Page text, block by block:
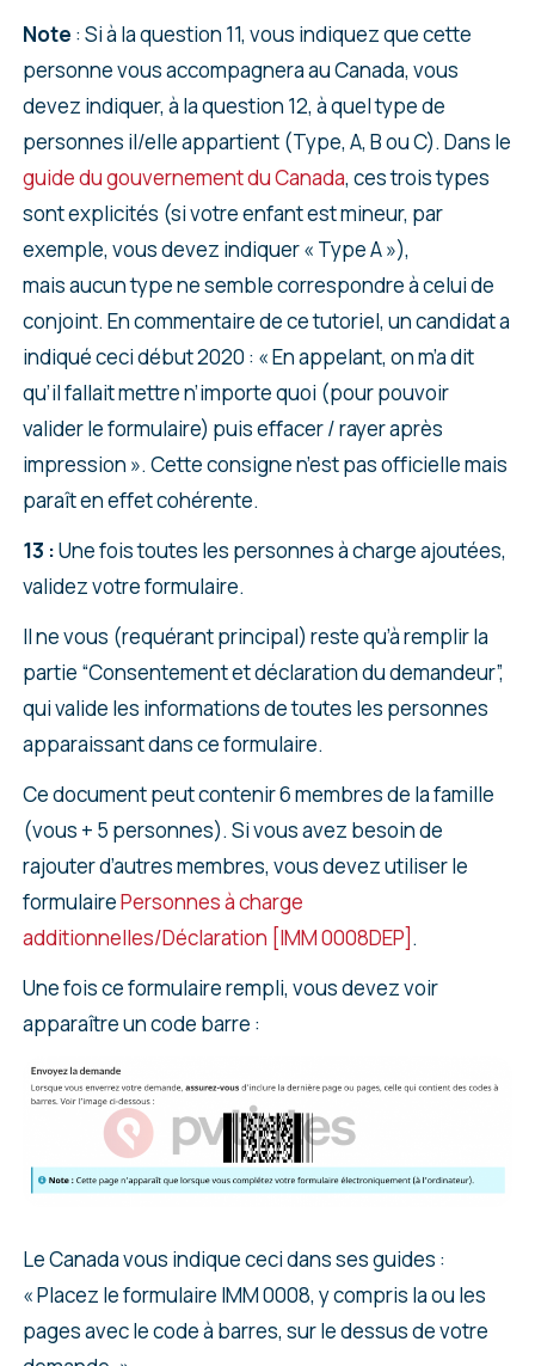
Note : Si à la question 11, vous indiquez que cette
personne vous accompagnera au Canada, vous
devez indiquer, à la question 12, à quel type de
personnes il/elle appartient (Type, A, B ou C). Dans le
guide du gouvernement du Canada, ces trois types
sont explicités (si votre enfant est mineur, par
exemple, vous devez indiquer « Type A »),
mais aucun type ne semble correspondre à celui de
conjoint. En commentaire de ce tutoriel, un candidat a
indiqué ceci début 2020 : « En appelant, on m’a dit
qu’il fallait mettre n’importe quoi (pour pouvoir
valider le formulaire) puis effacer / rayer après
impression ». Cette consigne n’est pas officielle mais
paraît en effet cohérente.
13 :Une fois toutes les personnes à charge ajoutées,
validez votre formulaire.
Il ne vous (requérant principal) reste qu’à remplir la
partie “Consentement et déclaration du demandeur”,
qui valide les informations de toutes les personnes
apparaissant dans ce formulaire.
Ce document peut contenir 6 membres de la famille
(vous + 5 personnes). Si vous avez besoin de
rajouter d’autres membres, vous devez utiliser le
formulairePersonnes à charge
additionnelles/Déclaration [IMM 0008DEP].
Une fois ce formulaire rempli, vous devez voir
apparaître un code barre :
Le Canada vous indique ceci dans ses guides :
« Placez le formulaire IMM 0008, y compris la ou les
pages avec le code à barres, sur le dessus de votre